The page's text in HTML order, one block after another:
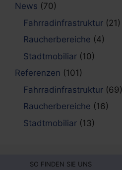
News (70)
Fahrradinfrastruktur (21)
Raucherbereiche (4)
Stadtmobiliar (10)
Referenzen (101)
Fahrradinfrastruktur (69)
Raucherbereiche (16)
Stadtmobiliar (13)
SO FINDEN SIE UNS